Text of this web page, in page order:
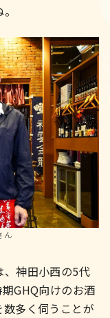
ん
、神田小西の5代
GHQ向けのお酒
多く伺うことが